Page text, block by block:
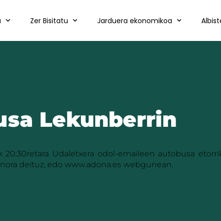
Zer Bisitatu Jarduera ekonomikoa
Lekunberrin
Udaletxera odol-emaileen autobusa
deituz, edo www.adona.es webgunean.